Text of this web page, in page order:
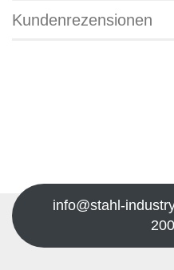
Kundenrezensionen
info@stahl-